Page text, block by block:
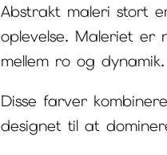
Abstrakt maleri stort
oplevelse. Maleriet er
mellem ro og dynamik.
Disse farver
designet til at